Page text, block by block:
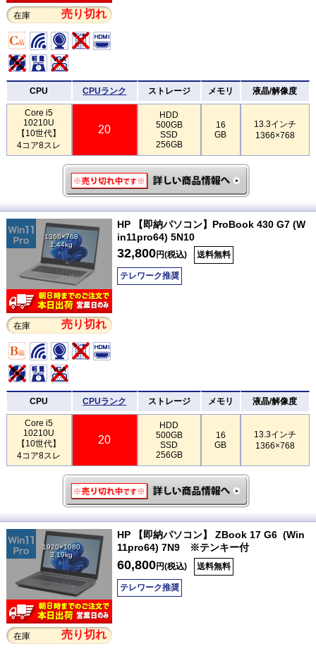
在庫 売り切れ
CPU CPUランク ストレージ メモリ 液晶/解像度
Core i5
10210U
【10世代】
4コア8スレ
20
HDD
500GB
SSD
256GB
16
GB
13.3インチ
1366×768
1366×768
1.44kg
在庫 売り切れ
HP 【即納パソコン】ProBook 430 G7 (W
in11pro64) 5N10
32,800円(税込) 送料無料
テレワーク推奨
CPU CPUランク ストレージ メモリ 液晶/解像度
Core i5
10210U
【10世代】
4コア8スレ
20
HDD
500GB
SSD
256GB
16
GB
13.3インチ
1366×768
1920×1080
3.19kg
在庫 売り切れ
HP 【即納パソコン】 ZBook 17 G6 (Win
11pro64) 7N9 ※テンキー付
60,800円(税込) 送料無料
テレワーク推奨